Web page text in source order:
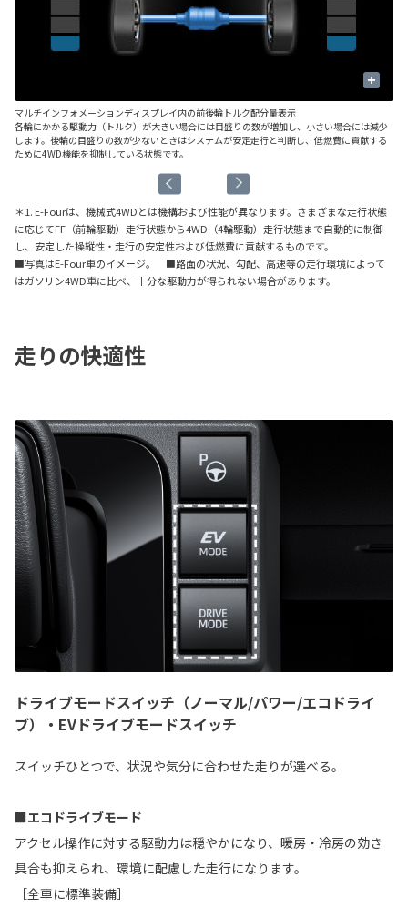
+
マルチインフォメーションディスプレイ内の前後輪トルク配分量表示
各輪にかかる駆動力（トルク）が大きい場合には目盛りの数が増加し、小さい場合には減少
します。後輪の目盛りの数が少ないときはシステムが安定走行と判断し、低燃費に貢献する
ために4WD機能を抑制している状態です。
＊1. E-Fourは、機械式4WDとは機構および性能が異なります。さまざまな走行状態
に応じてFF（前輪駆動）走行状態から4WD（4輪駆動）走行状態まで自動的に制御
し、安定した操縦性・走行の安定性および低燃費に貢献するものです。
■写真はE-Four車のイメージ。 ■路面の状況、勾配、高速等の走行環境によって
はガソリン4WD車に比べ、十分な駆動力が得られない場合があります。
走りの快適性
ドライブモードスイッチ（ノーマル/パワー/エコドライ
ブ）・EVドライブモードスイッチ
スイッチひとつで、状況や気分に合わせた走りが選べる。
■エコドライブモード
アクセル操作に対する駆動力は穏やかになり、暖房・冷房の効き
具合も抑えられ、環境に配慮した走行になります。
［全車に標準装備］